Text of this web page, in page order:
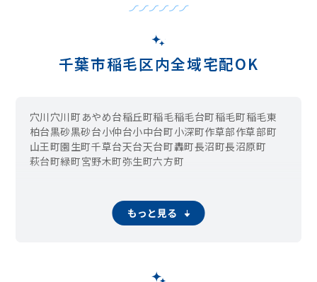
千葉市稲毛区内全域宅配OK
穴川 穴川町 あやめ台稲丘町稲毛稲毛台町稲毛町稲毛東
柏台黒砂黒砂台小仲台小中台町小深町作草部作草部町
山王町園生町千草台天台天台町轟町長沼町長沼原町
萩台町緑町宮野木町弥生町六方町
もっと見る